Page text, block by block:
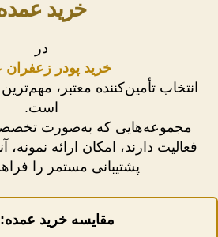
خرید
در
خرید پودر زعفران
انتخاب تأمین‌کننده معتبر،
است.
مجموعه‌هایی که به‌صورت
فعالیت دارند، امکان ارائه
پشتیبانی مستمر را
مقایسه خرید عمده: